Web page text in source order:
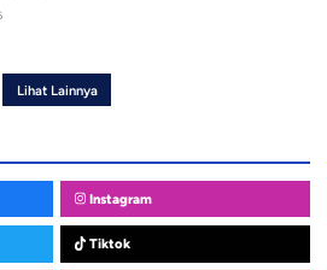
Lihat Lainnya
Instagram
Tiktok